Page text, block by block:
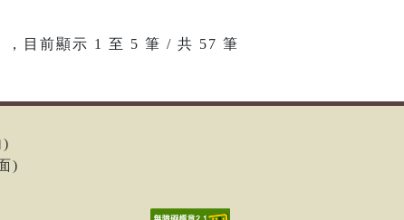
，目前顯示 1 至 5 筆 / 共 57 筆
)
)